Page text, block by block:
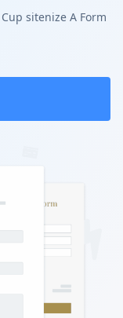
sitenize A Form